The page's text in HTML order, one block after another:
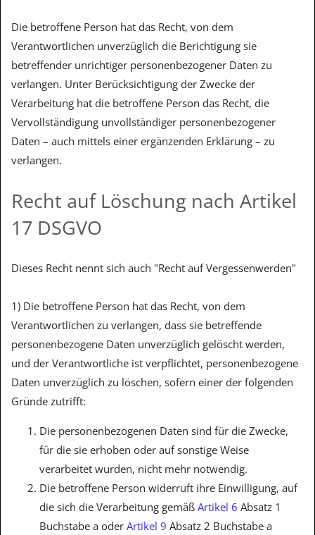
Die betroffene Person hat das Recht, von dem
Verantwortlichen unverzüglich die Berichtigung sie
betreffender unrichtiger personenbezogener Daten zu
verlangen. Unter Berücksichtigung der Zwecke der
Verarbeitung hat die betroffene Person das Recht, die
Vervollständigung unvollständiger personenbezogener
Daten – auch mittels einer ergänzenden Erklärung – zu
verlangen.
Recht auf Löschung nach Artikel
17 DSGVO
Dieses Recht nennt sich auch "Recht auf Vergessenwerden"
1) Die betroffene Person hat das Recht, von dem
Verantwortlichen zu verlangen, dass sie betreffende
personenbezogene Daten unverzüglich gelöscht werden,
und der Verantwortliche ist verpflichtet, personenbezogene
Daten unverzüglich zu löschen, sofern einer der folgenden
Gründe zutrifft:
Die personenbezogenen Daten sind für die Zwecke,
für die sie erhoben oder auf sonstige Weise
verarbeitet wurden, nicht mehr notwendig.
Die betroffene Person widerruft ihre Einwilligung, auf
die sich die Verarbeitung gemäß Artikel 6 Absatz 1
Buchstabe a oder Artikel 9 Absatz 2 Buchstabe a